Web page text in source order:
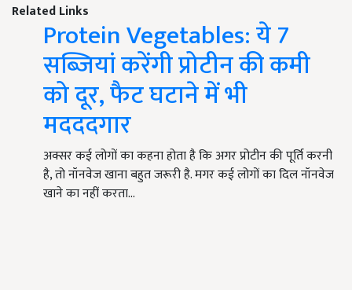
Related Links
Protein Vegetables: ये 7
सब्जियां करेंगी प्रोटीन की कमी
को दूर, फैट घटाने में भी
मदददगार
अक्सर कई लोगों का कहना होता है कि अगर प्रोटीन की पूर्ति करनी
है, तो नॉनवेज खाना बहुत जरूरी है. मगर कई लोगों का दिल नॉनवेज
खाने का नहीं करता…